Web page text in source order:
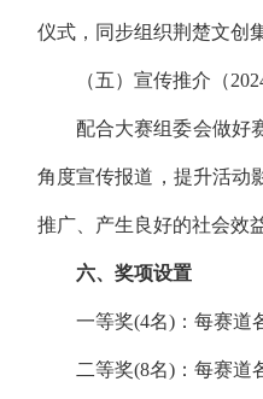
仪式，同步组织荆楚文创
（五）宣传推介（
配合大赛组委会做好
角度宣传报道，提升活动
推广、产生良好的社会效
六、奖项设置
一等奖(4名)：每赛道
二等奖(8名)：每赛道